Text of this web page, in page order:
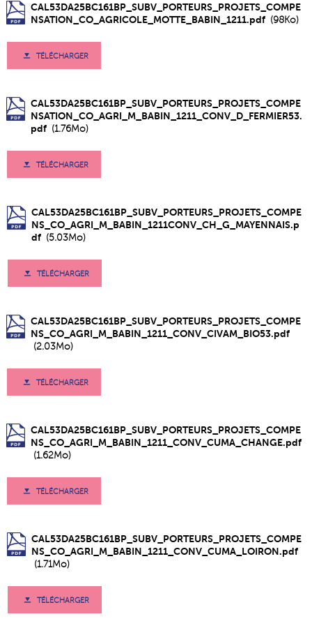
CAL53DA25BC161BP_SUBV_PORTEURS_PROJETS_COMPE
NSATION_CO_AGRICOLE_MOTTE_BABIN_1211.pdf (98Ko)
TÉLÉCHARGER
CAL53DA25BC161BP_SUBV_PORTEURS_PROJETS_COMPE
NSATION_CO_AGRI_M_BABIN_1211_CONV_D_FERMIER53.
pdf (1.76Mo)
TÉLÉCHARGER
CAL53DA25BC161BP_SUBV_PORTEURS_PROJETS_COMPE
NS_CO_AGRI_M_BABIN_1211CONV_CH_G_MAYENNAIS.p
df (5.03Mo)
TÉLÉCHARGER
CAL53DA25BC161BP_SUBV_PORTEURS_PROJETS_COMPE
NS_CO_AGRI_M_BABIN_1211_CONV_CIVAM_BIO53.pdf
(2.03Mo)
TÉLÉCHARGER
CAL53DA25BC161BP_SUBV_PORTEURS_PROJETS_COMPE
NS_CO_AGRI_M_BABIN_1211_CONV_CUMA_CHANGE.pdf
(1.62Mo)
TÉLÉCHARGER
CAL53DA25BC161BP_SUBV_PORTEURS_PROJETS_COMPE
NS_CO_AGRI_M_BABIN_1211_CONV_CUMA_LOIRON.pdf
(1.71Mo)
TÉLÉCHARGER